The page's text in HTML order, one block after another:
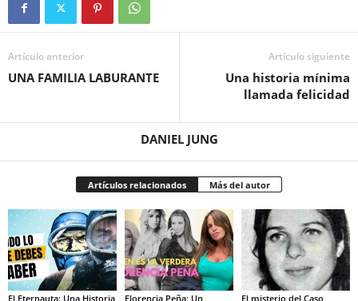
Artículo anterior
UNA FAMILIA LABURANTE
Artículo siguiente
Una historia mínima
llamada felicidad
DANIEL JUNG
Artículos relacionados Más del autor
El Eternauta: Una Historia Florencia Peña: Un El misterio del Caso